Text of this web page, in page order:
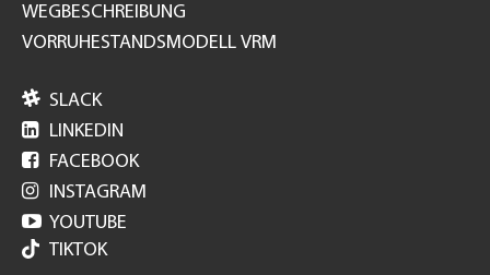
WEGBESCHREIBUNG
VORRUHESTANDSMODELL VRM
 SLACK
 LINKEDIN
 FACEBOOK
 INSTAGRAM
 YOUTUBE
TIKTOK